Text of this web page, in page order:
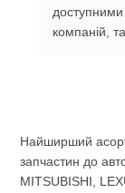
компаній,
Найширший
запчастин до
MITSUBISHI,